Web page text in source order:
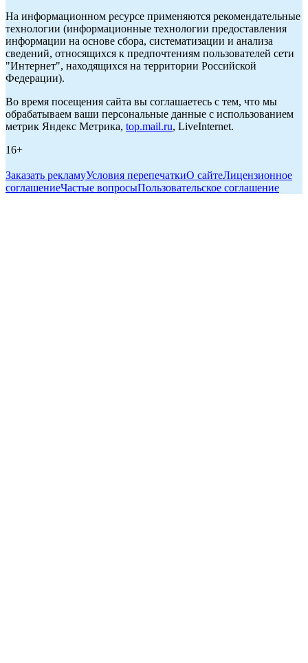
На информационном ресурсе применяются рекомендательные
технологии (информационные технологии предоставления
информации на основе сбора, систематизации и анализа
сведений, относящихся к предпочтениям пользователей сети
"Интернет", находящихся на территории Российской
Федерации).
Во время посещения сайта вы соглашаетесь с тем, что мы
обрабатываем ваши персональные данные с использованием
метрик Яндекс Метрика, top.mail.ru, LiveInternet.
16+
Заказать рекламуУсловия перепечаткиО сайтеЛицензионное
соглашениеЧастые вопросыПользовательское соглашение